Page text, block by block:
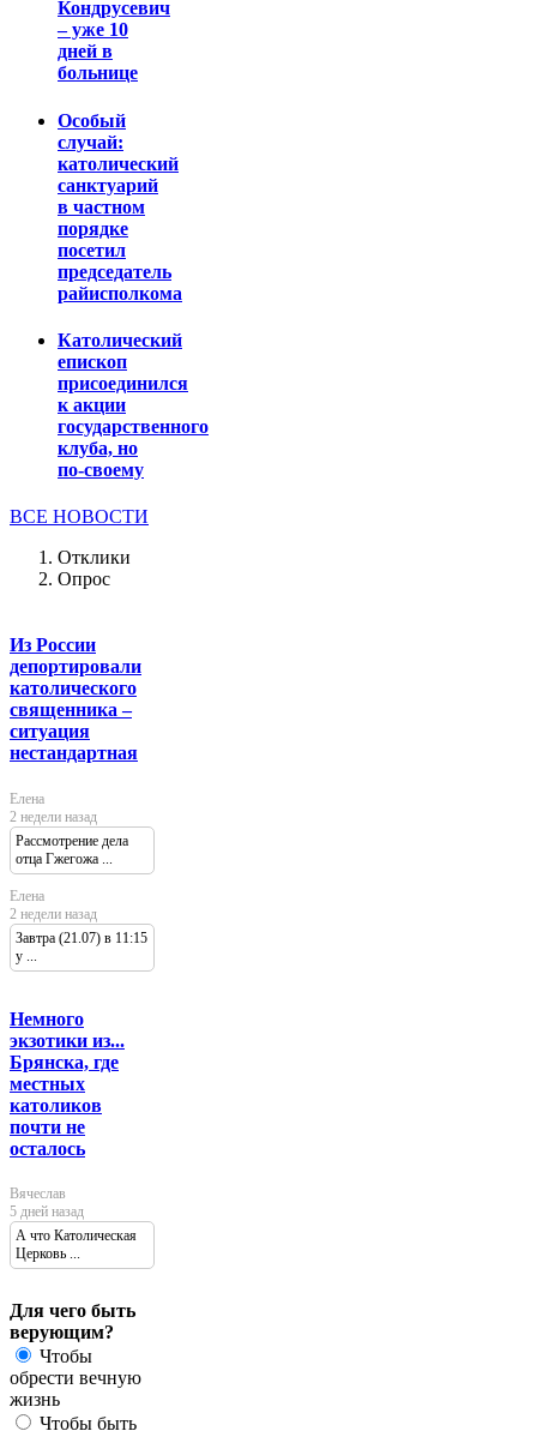
Кондрусевич
– уже 10
дней в
больнице
Особый
случай:
католический
санктуарий
в частном
порядке
посетил
председатель
райисполкома
Католический
епископ
присоединился
к акции
государственного
клуба, но
по-своему
ВСЕ НОВОСТИ
Отклики
Опрос
Из России
депортировали
католического
священника –
ситуация
нестандартная
Елена
2 недели назад
Рассмотрение дела
отца Гжегожа ...
Елена
2 недели назад
Завтра (21.07) в 11:15
у ...
Немного
экзотики из...
Брянска, где
местных
католиков
почти не
осталось
Вячеслав
5 дней назад
А что Католическая
Церковь ...
Для чего быть
верующим?
Чтобы
обрести вечную
жизнь
Чтобы быть